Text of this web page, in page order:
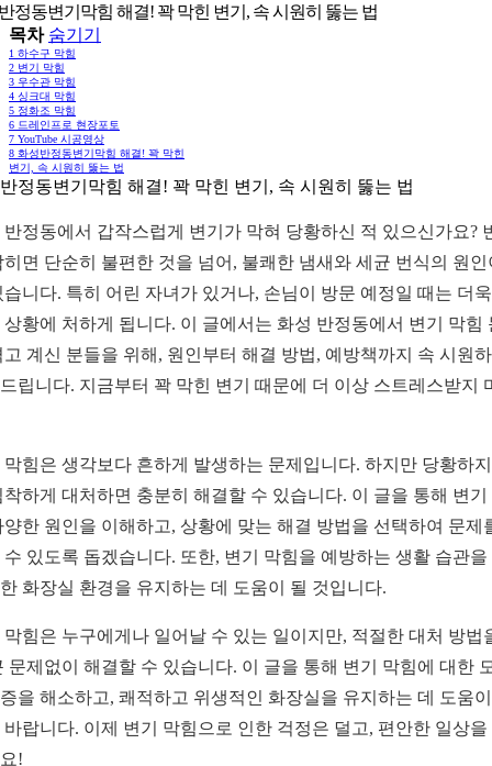
정동변기막힘 해결! 꽉 막힌 변기, 속 시원히 뚫는 법
목차 숨기기
1 하수구 막힘
2 변기 막힘
3 우수관 막힘
4 싱크대 막힘
5 정화조 막힘
6 드레인프로 현장포토
7 YouTube 시공영상
8 화성반정동변기막힘 해결! 꽉 막힌
변기, 속 시원히 뚫는 법
정동변기막힘 해결! 꽉 막힌 변기, 속 시원히 뚫는 법
반정동에서 갑작스럽게 변기가 막혀 당황하신 적 있으신가요?
히면 단순히 불편한 것을 넘어, 불쾌한 냄새와 세균 번식의 원인
습니다. 특히 어린 자녀가 있거나, 손님이 방문 예정일 때는 더
상황에 처하게 됩니다. 이 글에서는 화성 반정동에서 변기 막힘
고 계신 분들을 위해, 원인부터 해결 방법, 예방책까지 속 시원
립니다. 지금부터 꽉 막힌 변기 때문에 더 이상 스트레스받지
막힘은 생각보다 흔하게 발생하는 문제입니다. 하지만 당황하
착하게 대처하면 충분히 해결할 수 있습니다. 이 글을 통해 변기
양한 원인을 이해하고, 상황에 맞는 해결 방법을 선택하여 문제
수 있도록 돕겠습니다. 또한, 변기 막힘을 예방하는 생활 습관을
화장실 환경을 유지하는 데 도움이 될 것입니다.
막힘은 누구에게나 일어날 수 있는 일이지만, 적절한 대처 방법
문제없이 해결할 수 있습니다. 이 글을 통해 변기 막힘에 대한
을 해소하고, 쾌적하고 위생적인 화장실을 유지하는 데 도움
바랍니다. 이제 변기 막힘으로 인한 걱정은 덜고, 편안한 일상을
!